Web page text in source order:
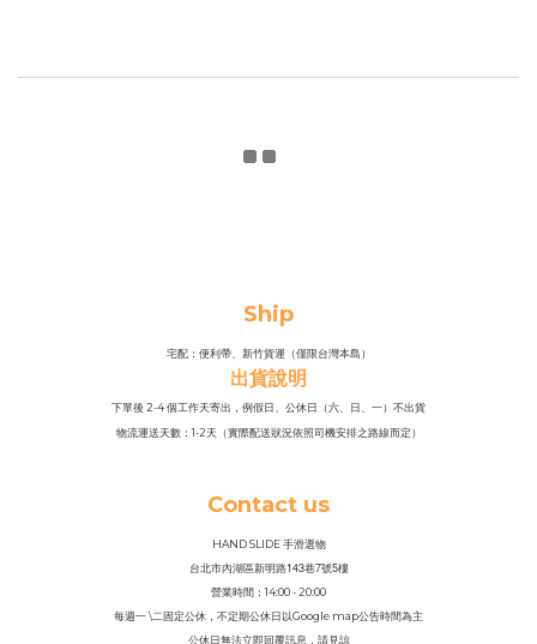
Ship
宅配：便利帶、新竹貨運（僅限台灣本島）
出貨說明
下單後 2-4 個工作天寄出，例假日、公休日（六、日、一）不出貨
物流運送天數：1-2天（實際配送狀況依照司機安排之路線而定）
Contact us
HAND SLIDE 手滑選物
台北市內湖區新明路143巷7號5樓
營業時間：14:00 - 20:00
每週一 \二固定公休，不定期公休日以Google map公告時間為主
公休日無法立即回覆訊息，請見諒